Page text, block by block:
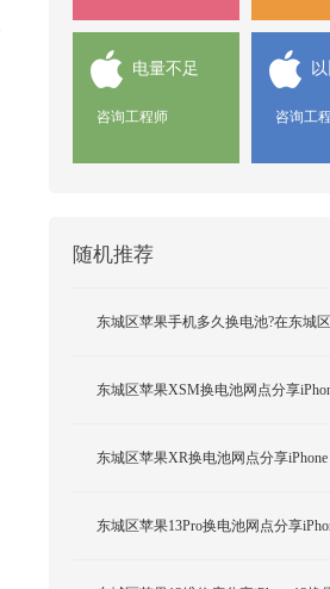
电量不足
咨询工程师 咨询工
随机推荐
东城区苹果手机多久换电池?在东城
东城区苹果XSM换电池网点分享
东城区苹果XR换电池网点分享
东城区苹果13Pro换电池网点分享